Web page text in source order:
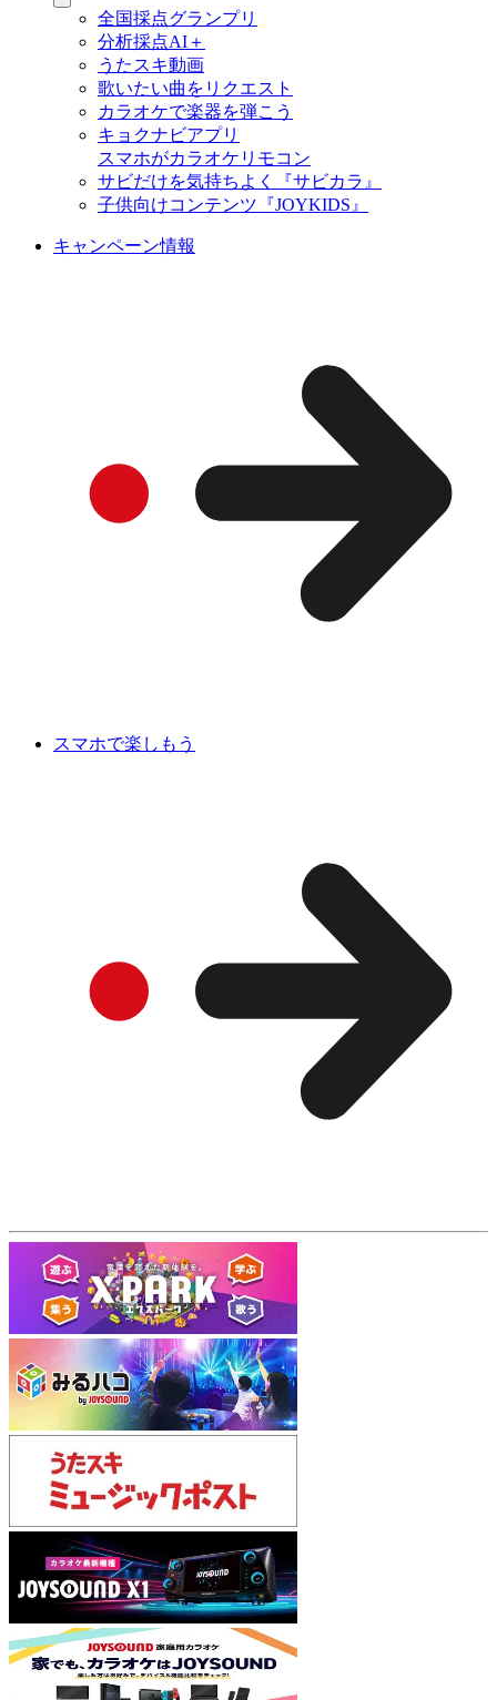
全国採点グランプリ
分析採点AI＋
うたスキ動画
歌いたい曲をリクエスト
カラオケで楽器を弾こう
キョクナビアプリ
スマホがカラオケリモコン
サビだけを気持ちよく『サビカラ』
子供向けコンテンツ『JOYKIDS』
キャンペーン情報
スマホで楽しもう